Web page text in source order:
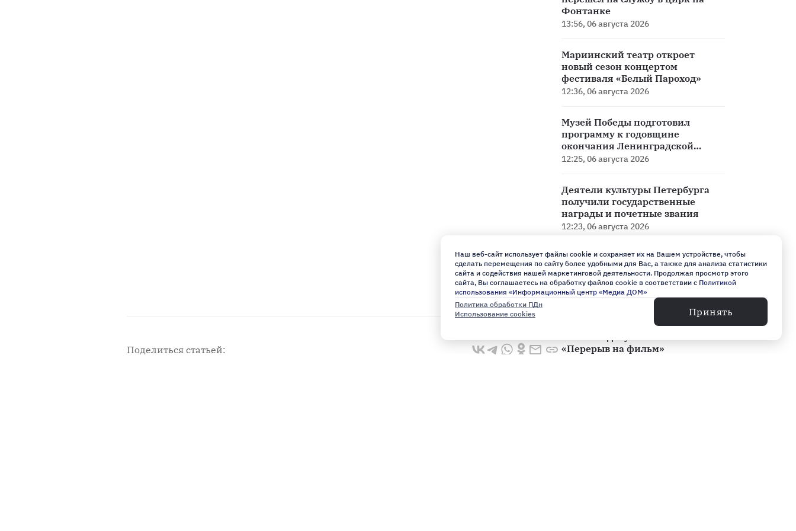
Поделиться статьей:
Фонтанке
13:56, 06 августа 2026
Мариинский театр откроет
новый сезон концертом
фестиваля «Белый Пароход»
12:36, 06 августа 2026
Музей Победы подготовил
программу к годовщине
окончания Ленинградской
битвы
12:25, 06 августа 2026
Деятели культуры Петербурга
получили государственные
награды и почетные звания
12:23, 06 августа 2026
«Надежда» выйдет в России:
самый дорогой фильм Южной
Кореи покажут с 10 сентября
12:22, 06 августа 2026
На «Ленфильме» начала работу
«Перерыв на фильм»
Наш веб-сайт использует файлы cookie и сохраняет их на Вашем устройстве, чтобы
сделать перемещения по сайту более удобными для Вас, а также для анализа статистики
сайта и содействия нашей маркетинговой деятельности. Продолжая просмотр этого
сайта, Вы соглашаетесь на обработку файлов cookie в соответствии с Политикой
использования «Информационный центр «Медиа ДОМ»
Политика обработки ПДн
Использование cookies
Принять